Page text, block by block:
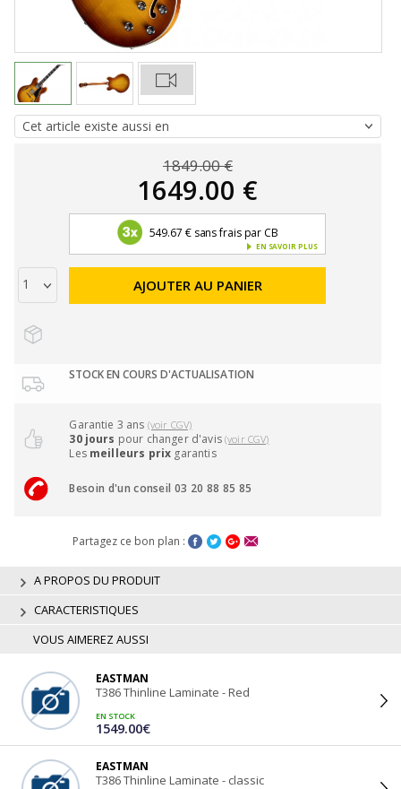
1849.00 €
1649.00 €
549.67 € sans frais par CB
EN SAVOIR PLUS
AJOUTER AU PANIER
STOCK EN COURS D'ACTUALISATION
Garantie 3 ans (voir CGV)
30 jours pour changer d'avis(voir CGV)
Les meilleurs prix garantis
Besoin d'un conseil 03 20 88 85 85
Partagez ce bon plan :
A PROPOS DU PRODUIT
CARACTERISTIQUES
VOUS AIMEREZ AUSSI
EASTMAN
T386 Thinline Laminate - Red
EN STOCK
1549.00€
EASTMAN
T386 Thinline Laminate - classic